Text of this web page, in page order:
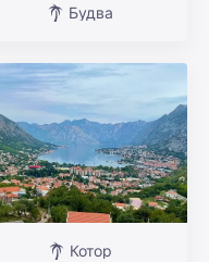
Будва
Котор